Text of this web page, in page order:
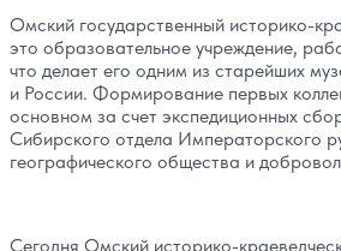
Омский государственный историко-
это образовательное учреждение,
что делает его одним из старейших
и России. Формирование первых
основном за счет экспедиционных
Сибирского отдела Императорского
географического общества и
Сегодня Омский историко-